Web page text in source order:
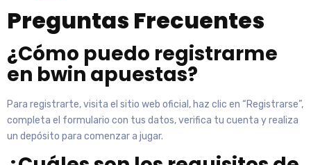
Preguntas Frecuentes
¿Cómo puedo registrarme
en bwin apuestas?
Para registrarte, visita el sitio web oficial, haz clic en “Registrarse”,
completa el formulario con tus datos, verifica tu cuenta y realiza
un depósito para comenzar a jugar.